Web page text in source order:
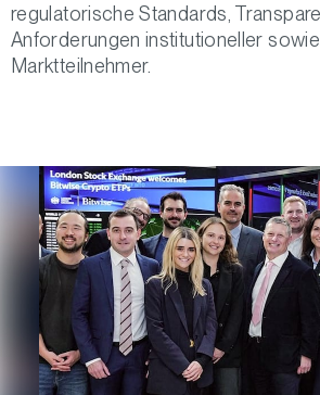
regulatorische Standards,
Anforderungen institutioneller
Marktteilnehmer.